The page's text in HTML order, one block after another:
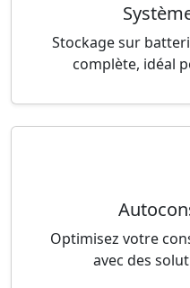
Stockage sur
complète, idéal
Optimisez votre
avec des